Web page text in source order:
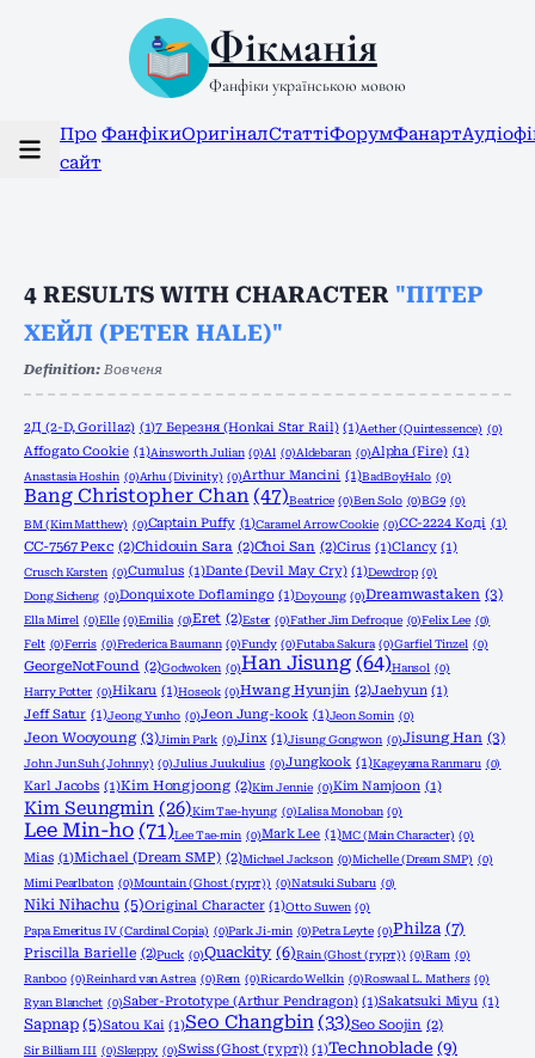
Фікманія
Фанфіки українською мовою
Про
сайт
ФанфікиОригіналСтаттіФорумФанарт
4 RESULTS WITH CHARACTER "ПІТЕР
ХЕЙЛ (PETER HALE)"
Definition: Вовченя
2Д (2-D, Gorillaz) (1)7 Березня (Honkai Star Rail) (1)Aether (Quintessence) (0)
Affogato Cookie (1)Ainsworth Julian (0)Al (0)Aldebaran (0)Alpha (Fire) (1)
Anastasia Hoshin (0)Arhu (Divinity) (0)Arthur Mancini (1)BadBoyHalo (0)
Bang Christopher Chan (47)Beatrice (0)Ben Solo (0)BG9 (0)
BM (Kim Matthew) (0)Captain Puffy (1)Caramel Arrow Cookie (0)CC-2224 Коді (1)
CC-7567 Рекс (2)Chidouin Sara (2)Choi San (2)Cirus (1)Clancy (1)
Crusch Karsten (0)Cumulus (1)Dante (Devil May Cry) (1)Dewdrop (0)
Dong Sicheng (0)Donquixote Doflamingo (1)Doyoung (0)Dreamwastaken (3)
Ella Mirrel (0)Elle (0)Emilia (0)Eret (2)Ester (0)Father Jim Defroque (0)Felix Lee (0)
Felt (0)Ferris (0)Frederica Baumann (0)Fundy (0)Futaba Sakura (0)Garfiel Tinzel (0)
GeorgeNotFound (2)Godwoken (0)Han Jisung (64)Hansol (0)
Harry Potter (0)Hikaru (1)Hoseok (0)Hwang Hyunjin (2)Jaehyun (1)
Jeff Satur (1)Jeong Yunho (0)Jeon Jung-kook (1)Jeon Somin (0)
Jeon Wooyoung (3)Jimin Park (0)Jinx (1)Jisung Gongwon (0)Jisung Han (3)
John Jun Suh (Johnny) (0)Julius Juukulius (0)Jungkook (1)Kageyama Ranmaru (0)
Karl Jacobs (1)Kim Hongjoong (2)Kim Jennie (0)Kim Namjoon (1)
Kim Seungmin (26)Kim Tae-hyung (0)Lalisa Monoban (0)
Lee Min-ho (71)Lee Tae-min (0)Mark Lee (1)MC (Main Character) (0)
Mias (1)Michael (Dream SMP) (2)Michael Jackson (0)Michelle (Dream SMP) (0)
Mimi Pearlbaton (0)Mountain (Ghost (гурт)) (0)Natsuki Subaru (0)
Niki Nihachu (5)Original Character (1)Otto Suwen (0)
Papa Emeritus IV (Cardinal Copia) (0)Park Ji-min (0)Petra Leyte (0)Philza (7)
Priscilla Barielle (2)Puck (0)Quackity (6)Rain (Ghost (гурт)) (0)Ram (0)
Ranboo (0)Reinhard van Astrea (0)Rem (0)Ricardo Welkin (0)Roswaal L. Mathers (0)
Ryan Blanchet (0)Saber-Prototype (Arthur Pendragon) (1)Sakatsuki Miyu (1)
Sapnap (5)Satou Kai (1)Seo Changbin (33)Seo Soojin (2)
Sir Billiam III (0)Skeppy (0)Swiss (Ghost (гурт)) (1)Technoblade (9)